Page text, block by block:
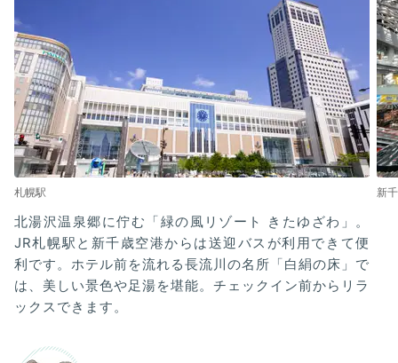
札幌駅 新
北湯沢温泉郷に佇む「緑の風リゾート きたゆざわ」。
JR札幌駅と新千歳空港からは送迎バスが利用できて便
利です。ホテル前を流れる長流川の名所「白絹の床」で
は、美しい景色や足湯を堪能。チェックイン前からリラ
ックスできます。